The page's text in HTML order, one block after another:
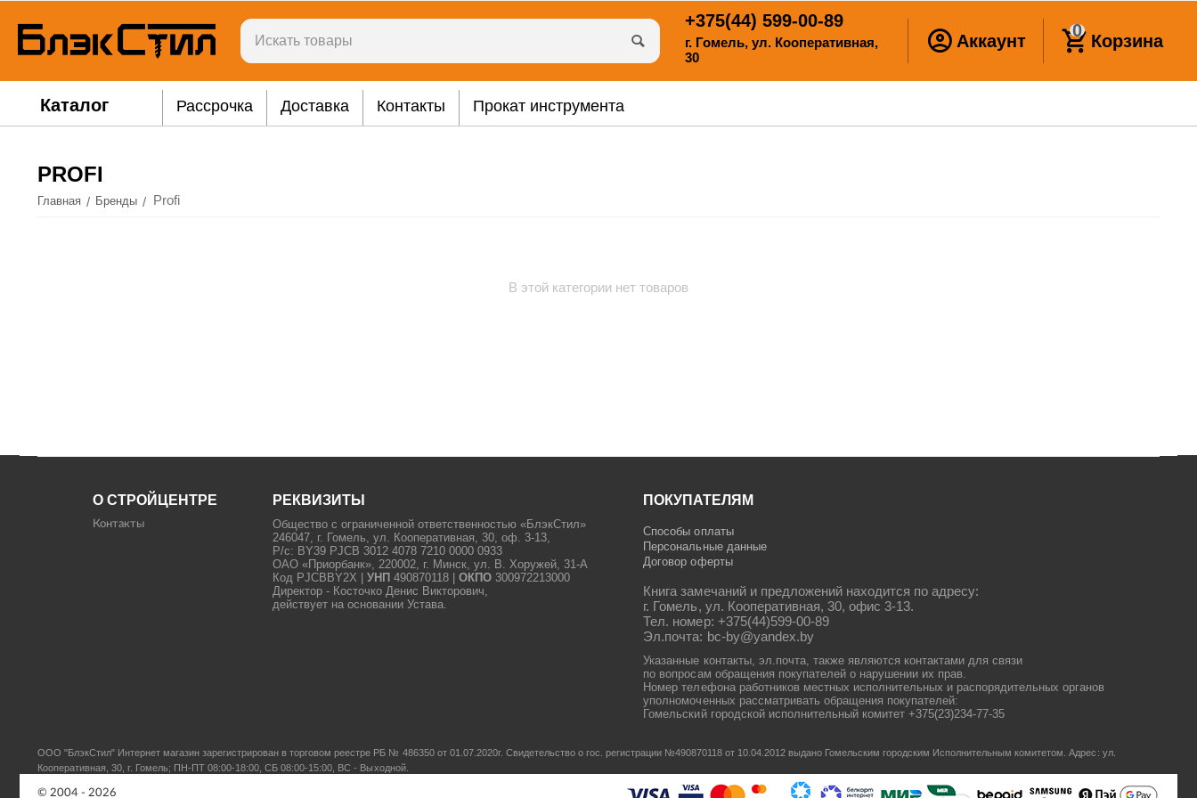
+375(44) 599-00-89
г. Гомель, ул. Кооперативная,
30
Аккаунт
0
Корзина
Каталог Рассрочка Доставка Контакты Прокат инструмента
PROFI
Главная / Бренды / Profi
В этой категории нет товаров
О СТРОЙЦЕНТРЕ
Контакты
РЕКВИЗИТЫ
Общество с ограниченной ответственностью «БлэкСтил»
246047, г. Гомель, ул. Кооперативная, 30, оф. 3-13,
Р/с: BY39 PJCB 3012 4078 7210 0000 0933
ОАО «Приорбанк», 220002, г. Минск, ул. В. Хоружей, 31-А
Код PJCBBY2X |УНП 490870118 |ОКПО 300972213000
Директор - Косточко Денис Викторович,
действует на основании Устава.
ПОКУПАТЕЛЯМ
Способы оплаты
Персональные данные
Договор оферты
Книга замечаний и предложений находится по адресу:
г. Гомель, ул. Кооперативная, 30, офис 3-13.
Тел. номер: +375(44)599-00-89
Эл.почта: bc-by@yandex.by
Указанные контакты, эл.почта, также являются контактами для связи
по вопросам обращения покупателей о нарушении их прав.
Номер телефона работников местных исполнительных и распорядительных органов
уполномоченных рассматривать обращения покупателей:
Гомельский городской исполнительный комитет +375(23)234-77-35
ООО "БлэкСтил" Интернет магазин зарегистрирован в торговом реестре РБ № 486350 от 01.07.2020г. Свидетельство о гос. регистрации №490870118 от 10.04.2012 выдано Гомельским городским Исполнительным комитетом.Адрес: ул.
Кооперативная, 30, г. Гомель; ПН-ПТ 08:00-18:00, СБ 08:00-15:00, ВС - Выходной.
© 2004 - 2026